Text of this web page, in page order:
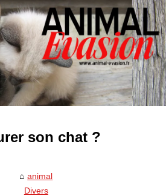
son chat ?
animal
Divers